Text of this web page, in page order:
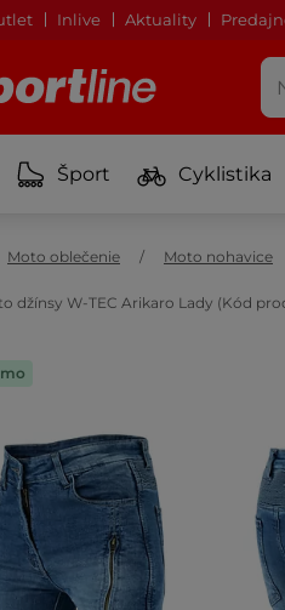
Inlive Aktuality
Šport Cyklistika
Moto oblečenie Moto nohavice
džínsy W-TEC Arikaro Lady (Kód